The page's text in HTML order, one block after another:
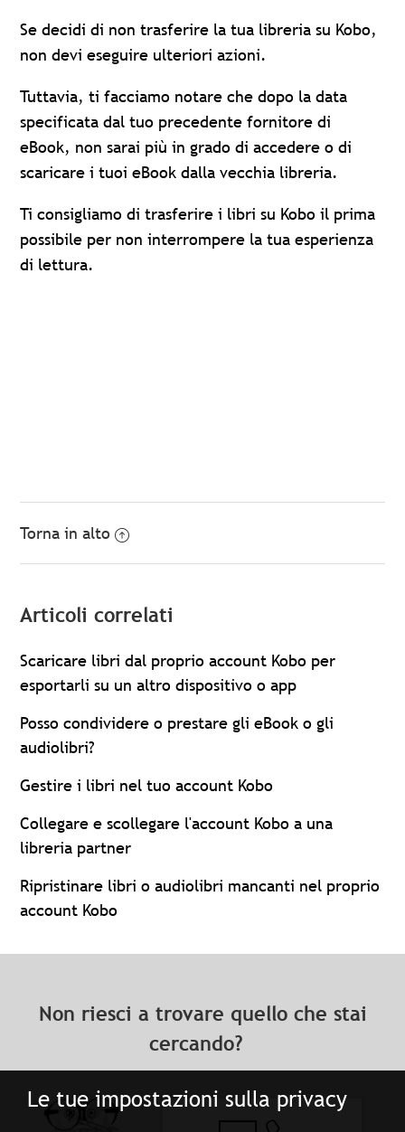
Le tue impostazioni sulla privacy
Se decidi di non trasferire la tua libreria su Kobo,
non devi eseguire ulteriori azioni.
Tuttavia, ti facciamo notare che dopo la data
specificata dal tuo precedente fornitore di
eBook, non sarai più in grado di accedere o di
scaricare i tuoi eBook dalla vecchia libreria.
Ti consigliamo di trasferire i libri su Kobo il prima
possibile per non interrompere la tua esperienza
di lettura.
Torna in alto
Articoli correlati
Scaricare libri dal proprio account Kobo per
esportarli su un altro dispositivo o app
Posso condividere o prestare gli eBook o gli
audiolibri?
Gestire i libri nel tuo account Kobo
Collegare e scollegare l'account Kobo a una
libreria partner
Ripristinare libri o audiolibri mancanti nel proprio
account Kobo
Non riesci a trovare quello che stai
cercando?